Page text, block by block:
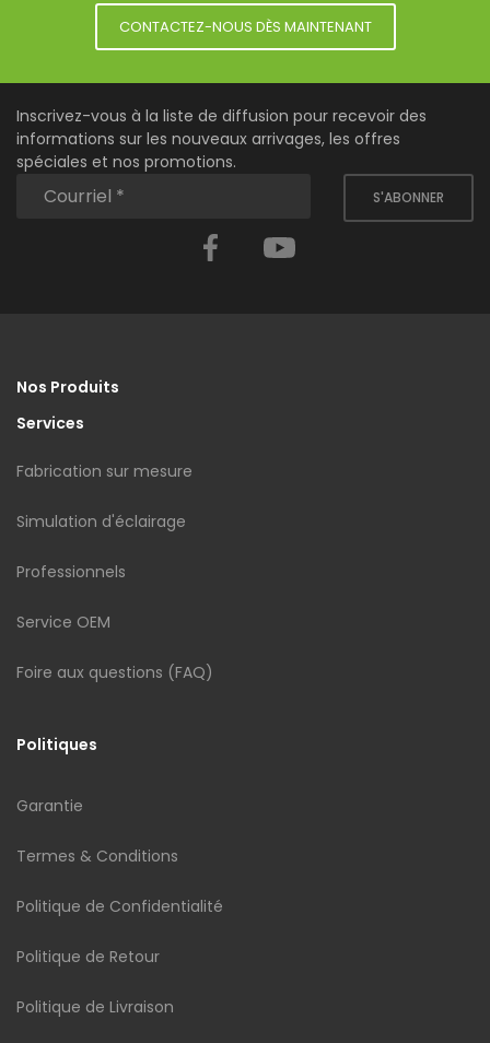
CONTACTEZ-NOUS DÈS MAINTENANT
Inscrivez-vous à la liste de diffusion pour recevoir des
informations sur les nouveaux arrivages, les offres
spéciales et nos promotions.
S'ABONNER
Facebook
Nos Produits
Services
Fabrication sur mesure
Simulation d'éclairage
Professionnels
Service OEM
Foire aux questions (FAQ)
Politiques
Garantie
Termes & Conditions
Politique de Confidentialité
Politique de Retour
Politique de Livraison